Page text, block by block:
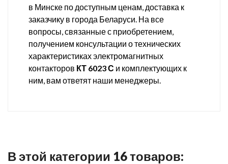
в Минске по доступным ценам, доставка к
заказчику в города Беларуси. На все
вопросы, связанные с приобретением,
получением консультации о технических
характеристиках электромагнитных
контакторов КТ 6023 С и комплектующих к
ним, вам ответят наши менеджеры.
В этой категории 16 товаров: